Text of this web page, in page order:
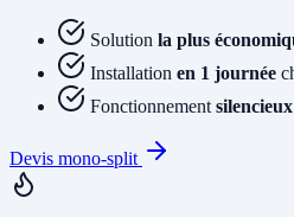
Solution la plus
Installation en 1 journée
Fonctionnement silencieux
Devis mono-split